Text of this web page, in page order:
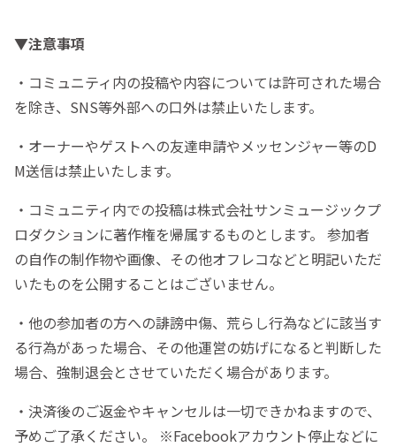
▼注意事項
・コミュニティ内の投稿や内容については許可された場合
を除き、SNS等外部への口外は禁止いたします。
・オーナーやゲストへの友達申請やメッセンジャー等のD
M送信は禁止いたします。
・コミュニティ内での投稿は株式会社サンミュージックプ
ロダクションに著作権を帰属するものとします。 参加者
の自作の制作物や画像、その他オフレコなどと明記いただ
いたものを公開することはございません。
・他の参加者の方への誹謗中傷、荒らし行為などに該当す
る行為があった場合、その他運営の妨げになると判断した
場合、強制退会とさせていただく場合があります。
・決済後のご返金やキャンセルは一切できかねますので、
予めご了承ください。 ※Facebookアカウント停止などに